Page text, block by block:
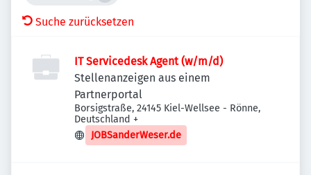
Suche zurücksetzen
IT Servicedesk Agent (w/m/d)
Stellenanzeigen aus einem
Partnerportal
Borsigstraße, 24145 Kiel-Wellsee - Rönne,
Deutschland +
JOBSanderWeser.de